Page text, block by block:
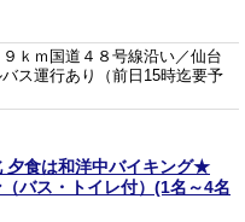
ｋｍ国道４８号線沿い／仙台
ス運行あり（前日15時迄要予
夕食は和洋中バイキング★
バス・トイレ付）(1名～4名